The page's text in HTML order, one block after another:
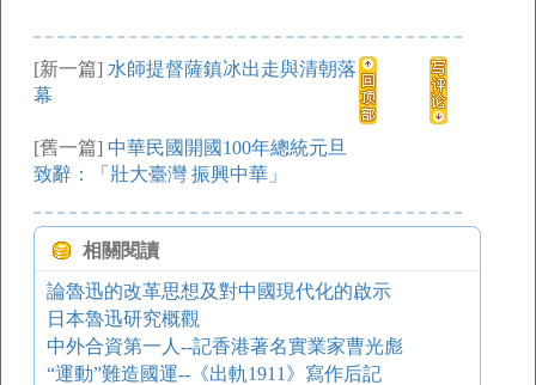
[新一篇] 水師提督薩鎮冰出走與清朝落
幕
[舊一篇] 中華民國開國100年總統元旦
致辭：「壯大臺灣 振興中華」
相關閱讀
論魯迅的改革思想及對中國現代化的啟示
日本魯迅研究概觀
中外合資第一人--記香港著名實業家曹光彪
“運動”難造國運--《出軌1911》寫作后記